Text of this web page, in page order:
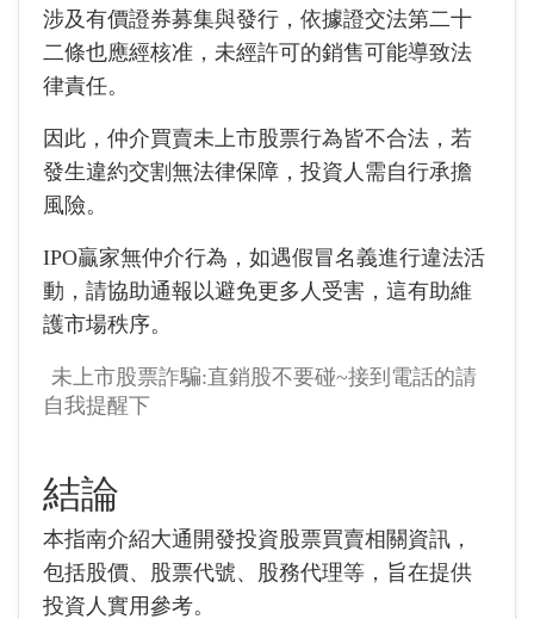
涉及有價證券募集與發行，依據證交法第二十
二條也應經核准，未經許可的銷售可能導致法
律責任。
因此，仲介買賣未上市股票行為皆不合法，若
發生違約交割無法律保障，投資人需自行承擔
風險。
IPO贏家無仲介行為，如遇假冒名義進行違法活
動，請協助通報以避免更多人受害，這有助維
護市場秩序。
未上市股票詐騙:直銷股不要碰~接到電話的請
自我提醒下
結論
本指南介紹大通開發投資股票買賣相關資訊，
包括股價、股票代號、股務代理等，旨在提供
投資人實用參考。